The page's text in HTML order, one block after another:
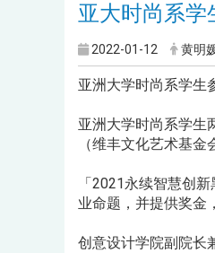
亚大时尚系学
2022-01-12 黄明
亚洲大学时尚系学生
亚洲大学时尚系学生
（维丰文化艺术基金
「2021永续智慧创
业命题，并提供奖金
创意设计学院副院长